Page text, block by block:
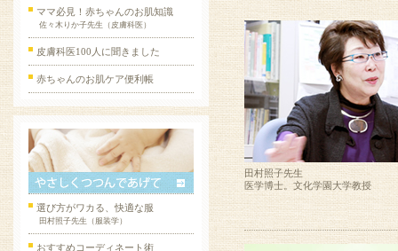
ママ必見！赤ちゃんのお肌知識
佐々木りか子先生（皮膚科医）
皮膚科医100人に聞きました
赤ちゃんのお肌ケア便利帳
選び方がワカる、快適な服
田村照子先生（服装学）
おすすめコーディネート術
田村照子先生
医学博士。文化学園大学教授